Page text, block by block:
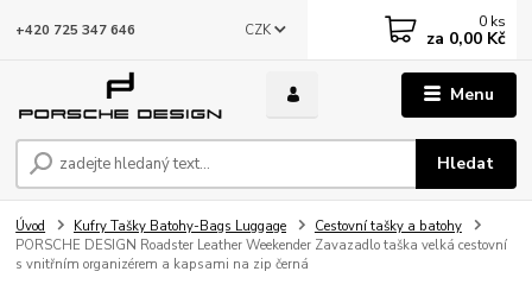
Menu
CZK
Hledat
+420 725 347 646 0 ks
za 0,00 Kč
Úvod Kufry Tašky Batohy-Bags Luggage
Cestovní tašky a batohy
PORSCHE DESIGN Roadster Leather Weekender Zavazadlo taška velká cestovní
s vnitřním organizérem a kapsami na zip černá